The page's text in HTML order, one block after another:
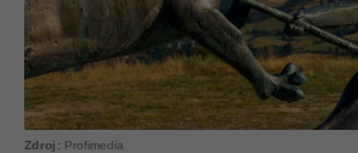
Profimedia